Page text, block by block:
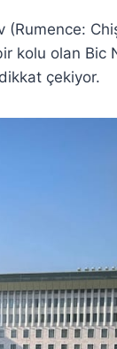
olan Bic
çekiyor.